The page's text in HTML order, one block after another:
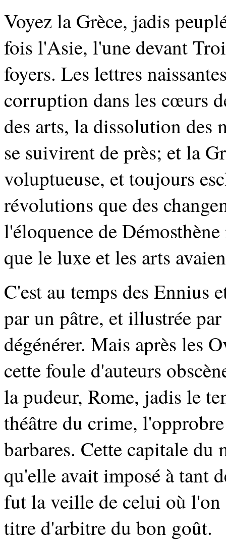
Voyez la Grèce, jadis
fois l'Asie, l'une devant
foyers. Les lettres
corruption dans les cœurs
des arts, la dissolution
se suivirent de près; et la
voluptueuse, et toujours
révolutions que des
l'éloquence de
que le luxe et les arts
C'est au temps des Ennius
par un pâtre, et illustrée
dégénérer. Mais après les
cette foule d'auteurs
la pudeur, Rome, jadis le
théâtre du crime,
barbares. Cette capitale
qu'elle avait imposé à tant
fut la veille de celui où l'on
titre d'arbitre du bon goût.